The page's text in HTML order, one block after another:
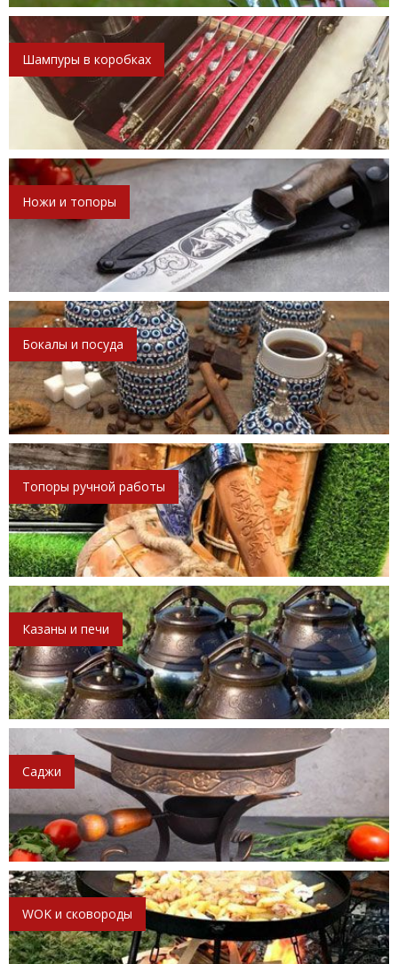
Шампуры в коробках
Ножи и топоры
Бокалы и посуда
Топоры ручной работы
Казаны и печи
Саджи
WOK и сковороды